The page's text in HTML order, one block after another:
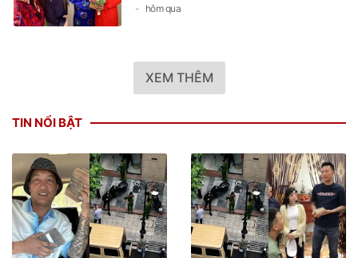
hôm qua
XEM THÊM
TIN NỔI BẬT